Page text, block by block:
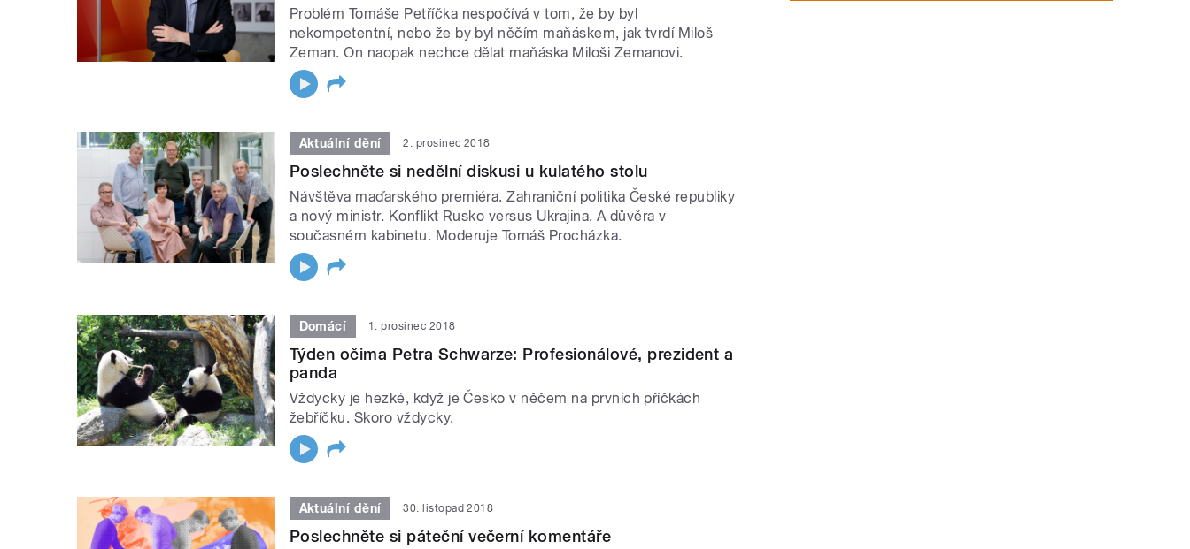
Problém Tomáše Petříčka nespočívá v tom, že by byl
nekompetentní, nebo že by byl něčím maňáskem, jak tvrdí Miloš
Zeman. On naopak nechce dělat maňáska Miloši Zemanovi.
Aktuální dění 2. prosinec 2018
Poslechněte si nedělní diskusi u kulatého stolu
Návštěva maďarského premiéra. Zahraniční politika České republiky
a nový ministr. Konflikt Rusko versus Ukrajina. A důvěra v
současném kabinetu. Moderuje Tomáš Procházka.
Domácí 1. prosinec 2018
Týden očima Petra Schwarze: Profesionálové, prezident a
panda
Vždycky je hezké, když je Česko v něčem na prvních příčkách
žebříčku. Skoro vždycky.
Aktuální dění 30. listopad 2018
Poslechněte si páteční večerní komentáře